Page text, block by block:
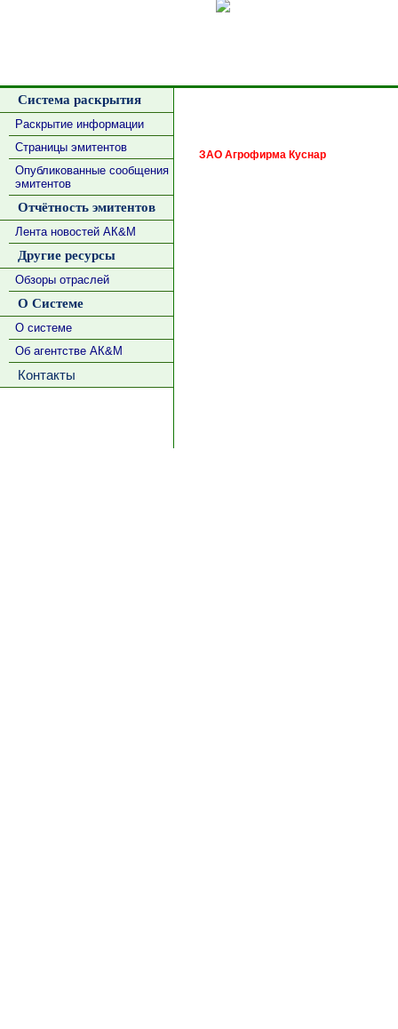
Система раскрытия
Раскрытие информации
Страницы эмитентов
Опубликованные сообщения
эмитентов
Отчётность эмитентов
Лента новостей АК&М
Другие ресурсы
Обзоры отраслей
О Системе
О системе
Об агентстве АК&М
Контакты
ЗАО Агрофирма Куснар